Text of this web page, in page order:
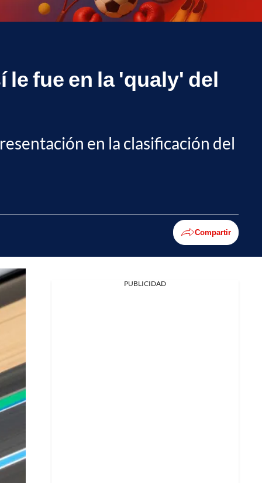
fue en la 'qualy' del
en la clasificación del
Compartir
PUBLICIDAD